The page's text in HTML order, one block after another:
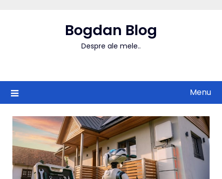
Bogdan Blog
Despre ale mele..
Menu